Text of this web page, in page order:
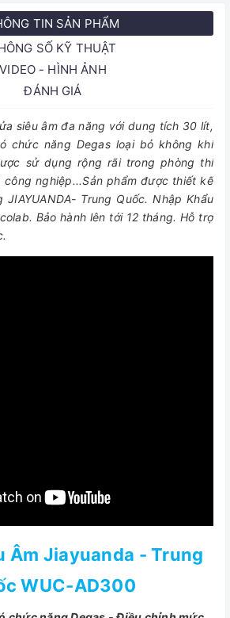
TIN SẢN PHẨM
SỐ KỸ THUẬT
VIDEO - HÌNH ẢNH
ĐÁNH GIÁ
siêu âm đa năng với dung tích 30 lít,
chức năng Degas loại bỏ không khí
sử dụng rộng rãi trong phòng thí
công nghiệp...Sản phẩm được thiết kế
Trung Quốc. Nhập Khẩu
Bảo hành lên tới 12 tháng. Hỗ trợ
Âm Jiayuanda - Trung
WUC-AD300